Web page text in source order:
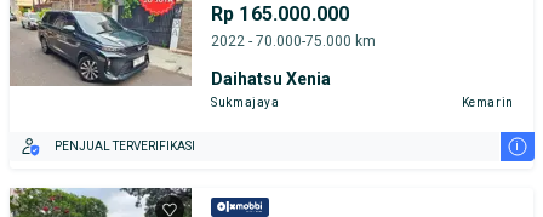
Rp 165.000.000
2022 - 70.000-75.000 km
Daihatsu Xenia
Sukmajaya Kemarin
PENJUAL TERVERIFIKASI i